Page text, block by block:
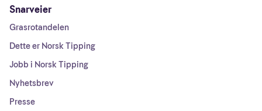
Snarveier
Grasrotandelen
Dette er Norsk Tipping
Jobb i Norsk Tipping
Nyhetsbrev
Presse